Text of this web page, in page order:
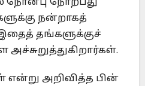
நோன்பு நோற்பது
நன்றாகத்
தங்களுக்குச்
என்று அறிவித்த பின்